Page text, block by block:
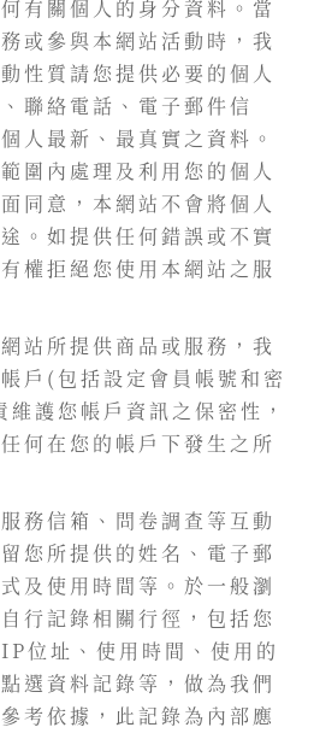
有關個人的身分資料。當
或參與本網站活動時，我
性質請您提供必要的個人
聯絡電話、電子郵件信
人最新、最真實之資料。
圍內處理及利用您的個人
同意，本網站不會將個人
。如提供任何錯誤或不實
權拒絕您使用本網站之服
站所提供商品或服務，我
戶(包括設定會員帳號和密
護您帳戶資訊之保密性，
何在您的帳戶下發生之所
務信箱、問卷調查等互動
您所提供的姓名、電子郵
及使用時間等。於一般瀏
行記錄相關行徑，包括您
位址、使用時間、使用的
選資料記錄等，做為我們
考依據，此記錄為內部應